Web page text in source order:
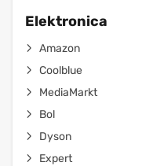
Elektronica
Amazon
Coolblue
MediaMarkt
Bol
Dyson
Expert